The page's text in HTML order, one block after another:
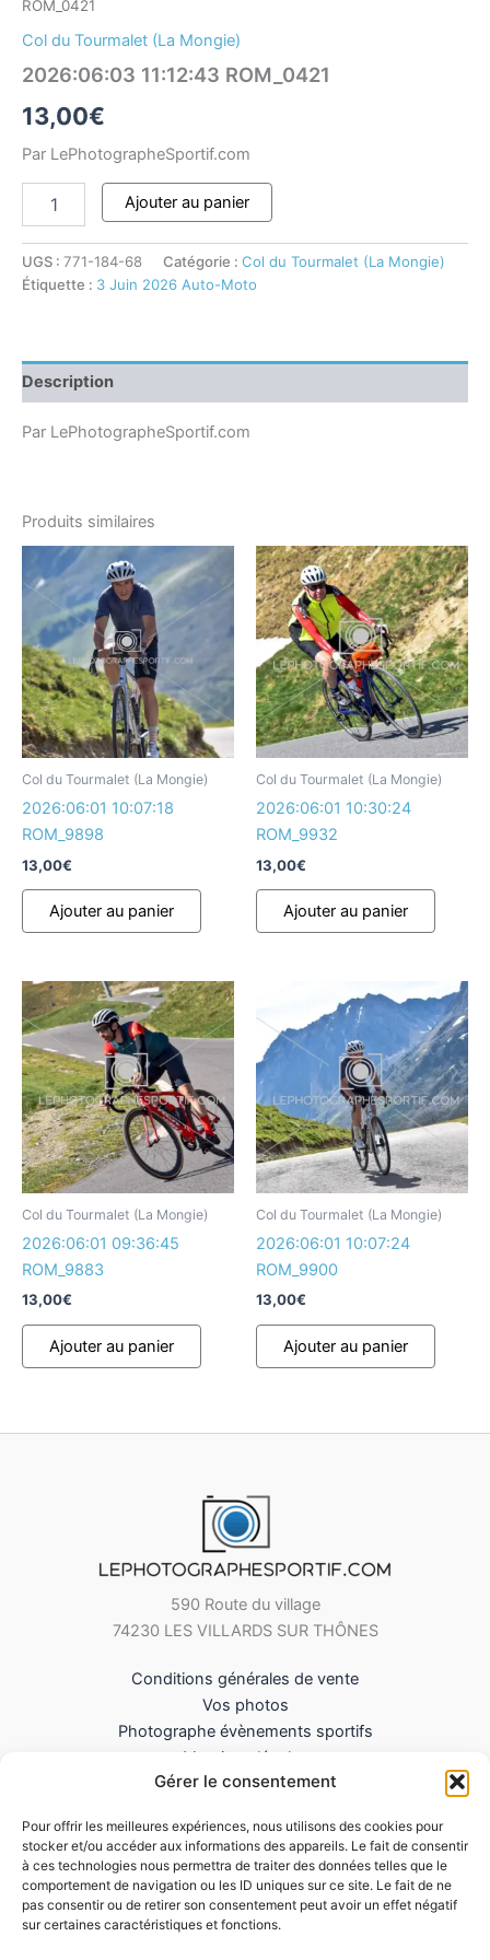
Gérer le consentement
Pour offrir les meilleures expériences, nous utilisons des cookies pour
stocker et/ou accéder aux informations des appareils. Le fait de consentir
à ces technologies nous permettra de traiter des données telles que le
comportement de navigation ou les ID uniques sur ce site. Le fait de ne
pas consentir ou de retirer son consentement peut avoir un effet négatif
sur certaines caractéristiques et fonctions.
ROM_0421
Col du Tourmalet (La Mongie)
2026:06:03 11:12:43 ROM_0421
13,00€
Par LePhotographeSportif.com
Ajouter au panier
UGS : 771-184-68 Catégorie : Col du Tourmalet (La Mongie)
Étiquette : 3 Juin 2026 Auto-Moto
Description
Par LePhotographeSportif.com
Produits similaires
Col du Tourmalet (La Mongie)
2026:06:01 10:07:18
ROM_9898
13,00€
Ajouter au panier
Col du Tourmalet (La Mongie)
2026:06:01 10:30:24
ROM_9932
13,00€
Ajouter au panier
Col du Tourmalet (La Mongie)
2026:06:01 09:36:45
ROM_9883
13,00€
Ajouter au panier
Col du Tourmalet (La Mongie)
2026:06:01 10:07:24
ROM_9900
13,00€
Ajouter au panier
590 Route du village
74230 LES VILLARDS SUR THÔNES
Conditions générales de vente
Vos photos
Photographe évènements sportifs
Mentions légales
Mes Téléchargements
Politique de cookies (UE)